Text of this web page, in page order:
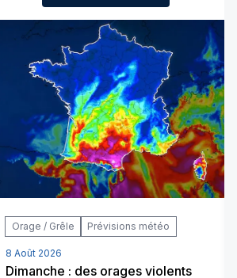
Orage / Grêle Prévisions météo
8 Août 2026
Dimanche : des orages violents